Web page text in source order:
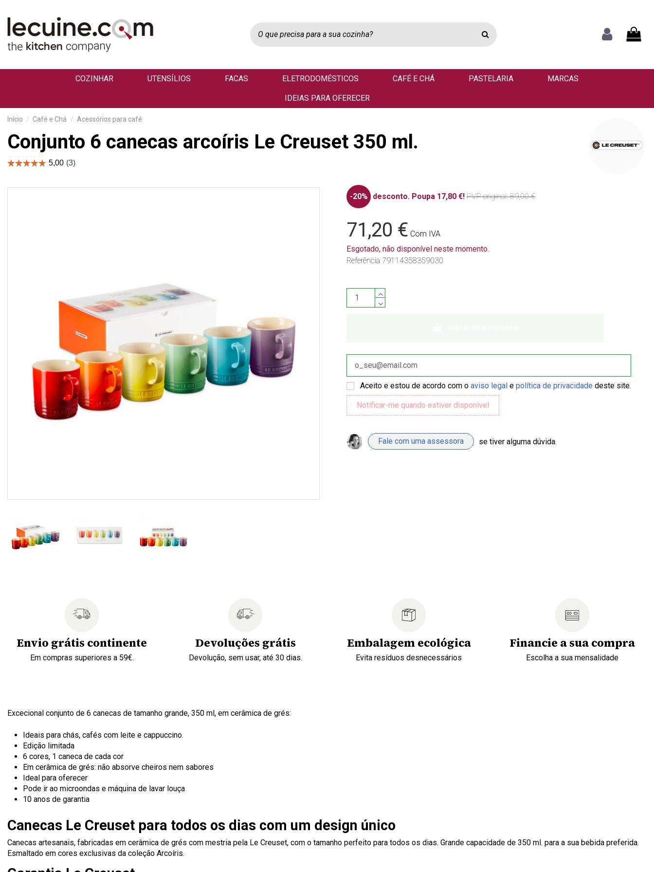
COZINHAR UTENSÍLIOS FACAS ELETRODOMÉSTICOS CAFÉ E CHÁ PASTELARIA MARCAS
IDEIAS PARA OFERECER
Início Café e Chá Acessórios para café
Conjunto 6 canecas arcoíris Le Creuset 350 ml.
-20% desconto. Poupa 17,80 €! PVPoriginal: 89,00 €
71,20 € Com IVA
Esgotado, não disponível neste momento.
Referência 79114358359030
Aceito e estou de acordo com oaviso legal epolítica de privacidade deste site.
Fale com uma assessora se tiver alguma dúvida.
Envio grátis continente
Em compras superiores a 59€.
Devoluções grátis
Devolução, sem usar, até 30 dias.
Embalagem ecológica
Evita resíduos desnecessários
Financie a sua compra
Escolha a sua mensalidade
Excecional conjunto de 6 canecas de tamanho grande, 350 ml, em cerâmica de grés:
Ideais para chás, cafés com leite e cappuccino.
Edição limitada
6 cores, 1 caneca de cada cor
Em cerâmica de grés: não absorve cheiros nem sabores
Ideal para oferecer
Pode ir ao microondas e máquina de lavar louça
10 anos de garantia
Canecas Le Creuset para todos os dias com um design único
Canecas artesanais, fabricadas em cerâmica de grés com mestria pela Le Creuset, com o tamanho perfeito para todos os dias. Grande capacidade de 350 ml. para a sua bebida preferida.
Esmaltado em cores exclusivas da coleção Arcoíris.